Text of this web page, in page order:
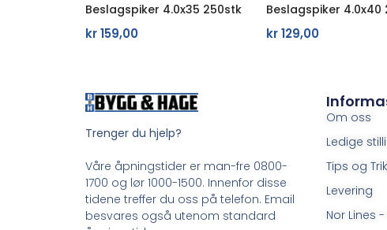
Beslagspiker 4.0x35 250stk
kr159,00
Beslagspiker 4.0x40
kr129,00
Trenger du hjelp?
Våre åpningstider er man-fre 0800-
1700 og lør 1000-1500. Innenfor disse
tidene treffer du oss på telefon. Email
besvares også utenom standard
Om oss
Ledige
Tips og
Levering
Nor Lines